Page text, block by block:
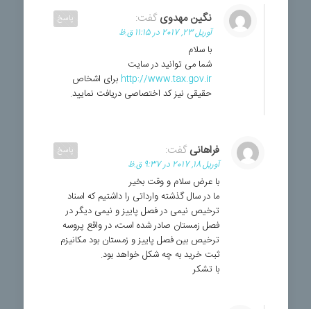
نگین مهدوی گفت:
آوریل 23, 2017 در 11:15 ق.ظ
با سلام
شما می توانید در سایت
http://www.tax.gov.ir برای اشخاص
حقیقی نیز کد اختصاصی دریافت نمایید.
پاسخ
فراهانی گفت:
آوریل 18, 2017 در 9:37 ق.ظ
با عرض سلام و وقت بخیر
ما در سال گذشته وارداتی را داشتیم که اسناد
ترخیص نیمی در فصل پاییز و نیمی دیگر در
فصل زمستان صادر شده است، در واقع پروسه
ترخیص بین فصل پاییز و زمستان بود مکانیزم
ثبت خرید به چه شکل خواهد بود.
با تشکر
پاسخ